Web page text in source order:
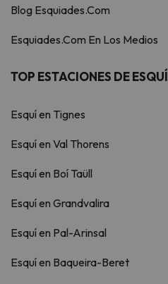
Blog Esquiades.Com
Esquiades.Com En Los Medios
TOP ESTACIONES DE ESQUÍ
Esquí en Tignes
Esquí en Val Thorens
Esquí en Boí Taüll
Esquí en Grandvalira
Esquí en Pal-Arinsal
Esquí en Baqueira-Beret